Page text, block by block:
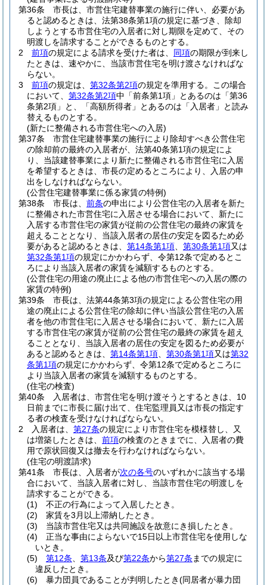
第36条
市長は、市営住宅建替事業の施行に伴い、必要があ
ると認めるときは、法第38条第1項の規定に基づき、除却
しようとする市営住宅の入居者に対し期限を定めて、その
明渡しを請求することができるものとする。
2
前項の規定による請求を受けた者は、 同項の期限が到来し
たときは、速やかに、当該市営住宅を明け渡さなければな
らない。
3
前項の規定は、 第32条第2項の規定を準用する。
この場合
において、 第32条第2項中「前条第1項」とあるのは「第36
条第2項」と、「高額所得者」とあるのは「入居者」と読み
替えるものとする。
(新たに整備される市営住宅への入居)
第37条
市営住宅建替事業の施行により除却すべき公営住宅
の除却前の最終の入居者が、法第40条第1項の規定によ
り、当該建替事業により新たに整備される市営住宅に入居
を希望するときは、市長の定めるところにより、入居の申
出をしなければならない。
(公営住宅建替事業に係る家賃の特例)
第38条
市長は、 前条の申出により公営住宅の入居者を新た
に整備された市営住宅に入居させる場合において、新たに
入居する市営住宅の家賃が従前の公営住宅の最終の家賃を
超えることとなり、当該入居者の居住の安定を図るため必
要があると認めるときは、 第14条第1項 第30条第1項又は
第32条第1項の規定にかかわらず、令第12条で定めるとこ
ろにより当該入居者の家賃を減額するものとする。
(公営住宅の用途の廃止による他の市営住宅への入居の際の
家賃の特例)
第39条
市長は、法第44条第3項の規定による公営住宅の用
途の廃止による公営住宅の除却に伴い当該公営住宅の入居
者を他の市営住宅に入居させる場合において、新たに入居
する市営住宅の家賃が従前の公営住宅の最終の家賃を超え
ることとなり、当該入居者の居住の安定を図るため必要が
あると認めるときは、 第14条第1項 第30条第1項又は第32
条第1項の規定にかかわらず、令第12条で定めるところに
より当該入居者の家賃を減額するものとする。
(住宅の検査)
第40条
入居者は、市営住宅を明け渡そうとするときは、10
日前までに市長に届け出て、住宅監理員又は市長の指定す
る者の検査を受けなければならない。
2
入居者は、 第27条の規定により市営住宅を模様替し、又
は増築したときは、 前項の検査のときまでに、入居者の費
用で原状回復又は撤去を行わなければならない。
(住宅の明渡請求)
第41条
市長は、入居者が次の各号のいずれかに該当する場
合において、当該入居者に対し、当該市営住宅の明渡しを
請求することができる。
(1)
不正の行為によって入居したとき。
(2)
家賃を3月以上滞納したとき。
(3)
当該市営住宅又は共同施設を故意にき損したとき。
(4)
正当な事由によらないで15日以上市営住宅を使用しな
いとき。
(5)
第12条 第13条及び第22条から第27条 までの規定に
違反したとき。
(6)
暴力団員であることが判明したとき(同居者が暴力団